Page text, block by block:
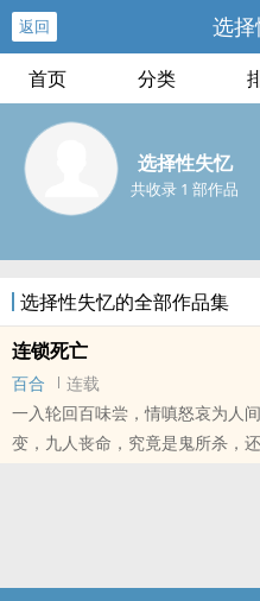
返回 选
首页 分类
选择性失忆
共收录 1 部作品
选择性失忆的全部作品集
连锁死亡
百合
连载
一入轮回百味尝，情嗔怒哀为人
变，九人丧命，究竟是鬼所杀，